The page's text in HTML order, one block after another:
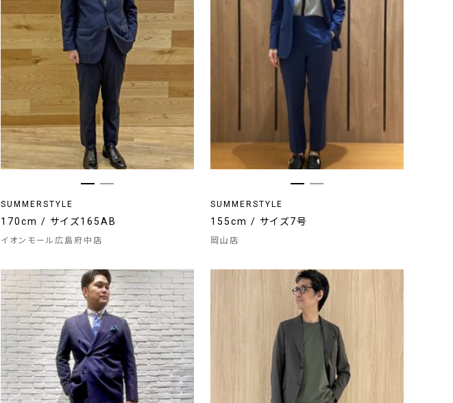
SUMMERSTYLE
170cm / サイズ165AB
イオンモール広島府中店
SUMMERSTYLE
155cm / サイズ7号
岡山店